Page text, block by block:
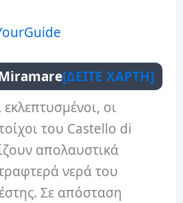
[ΔΕΙΤΕ ΧΑΡΤΗ]
οι
του Castello di
απολαυστικά
νερά του
Σε απόσταση